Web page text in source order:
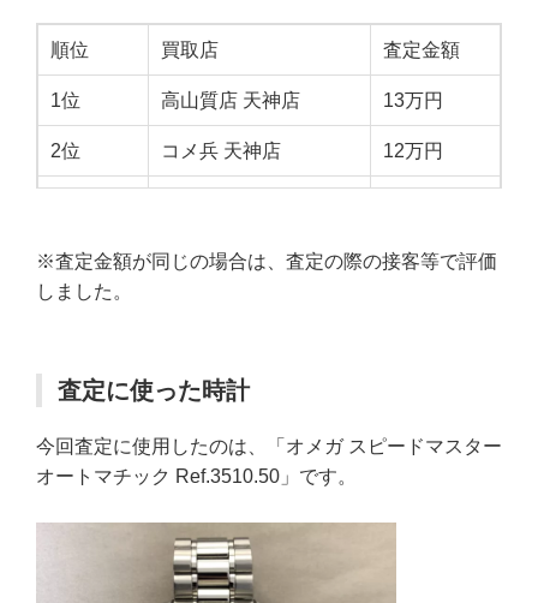
順位 買取店 査定金額
1位 高山質店 天神店 13万円
2位 コメ兵 天神店 12万円
4位 大黒屋 天神店 9万円
5位
※査定金額が同じの場合は、査定の際の接客等で評価
しました。
査定に使った時計
今回査定に使用したのは、「オメガ スピードマスター
オートマチック Ref.3510.50」です。